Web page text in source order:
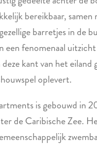
bereikbaar,
barretjes in de
een fenomenaal
kant van het
oplevert.
is gebouwd in
de Caribische Zee.